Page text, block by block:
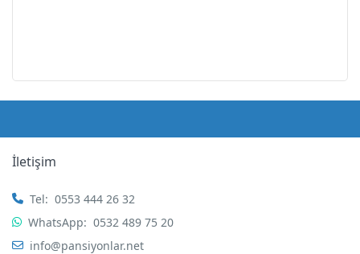
İletişim
Tel: 0553 444 26 32
WhatsApp: 0532 489 75 20
info@pansiyonlar.net